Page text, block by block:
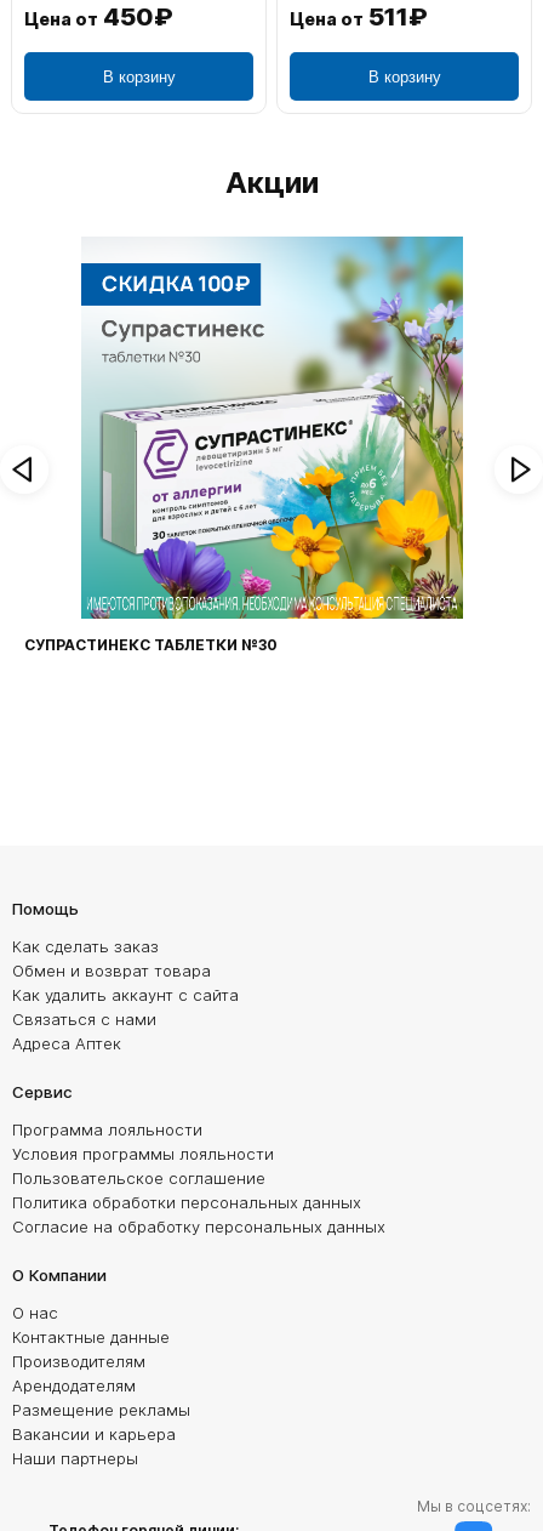
Цена от1 195₽
В корзину
Цена от804₽
В корзину
Акции
ФАРИНГОСЕПТ ТАБЛЕТКИ №20
Помощь
Как сделать заказ
Обмен и возврат товара
Как удалить аккаунт с сайта
Связаться с нами
Адреса Аптек
Сервис
Программа лояльности
Условия программы лояльности
Пользовательское соглашение
Политика обработки персональных данных
Согласие на обработку персональных данных
О Компании
О нас
Контактные данные
Производителям
Арендодателям
Размещение рекламы
Вакансии и карьера
Наши партнеры
Мы в соцсетях: